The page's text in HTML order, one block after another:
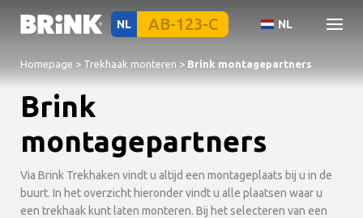
NL NL
Homepage > Trekhaak monteren > Brink montagepartners
Brink
montagepartners
Via Brink Trekhaken vindt u altijd een montageplaats bij u in de
buurt. In het overzicht hieronder vindt u alle plaatsen waar u
een trekhaak kunt laten monteren. Bij het selecteren van een